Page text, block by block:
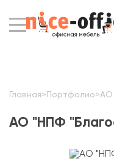
Главная> Портфолио>АО
АО "НПФ